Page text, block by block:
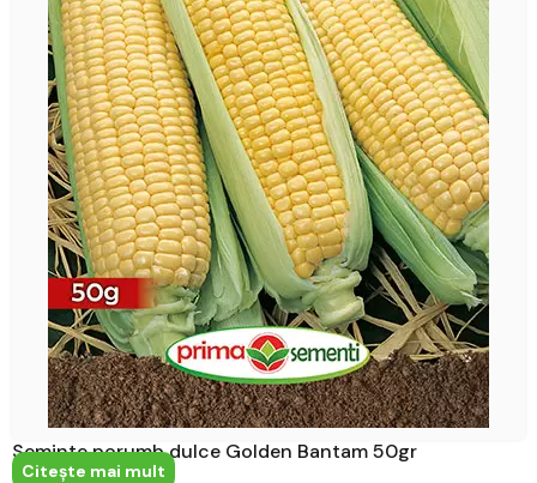
Seminte porumb dulce Golden Bantam 50gr
Citeşte mai mult